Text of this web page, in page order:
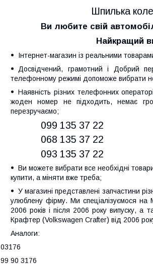
Шпилька
Ви любите свій
Найкращий
Інтернет-магазин із реальними
Досвідчений, грамотний і Добрий
телефонному режимі допоможе вибрати
Наявність різних телефонних
жоден номер не підходить, немає
перезручаємо;
099 135 37 22
068 135 37 22
093 135 37 22
Ви можете вибрати все необхідні
купити, а міняти вже треба;
У магазині представлені запчастини
улюблену фірму. Ми спеціалізуємося
2006 років і після 2006 року випуску, а
Крафтер (Volkswagen Crafter) від 2006
Аналоги:
03176
99 90 3176